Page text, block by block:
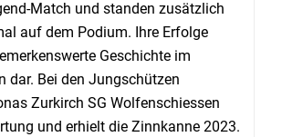
Match und standen zusätzlich
auf dem Podium. Ihre Erfolge
Geschichte im
dar. Bei den Jungschützen
Zurkirch SG Wolfenschiessen
und erhielt die Zinnkanne 2023.